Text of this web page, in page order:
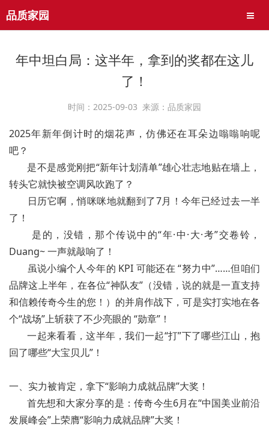
品质家园 导航
年中坦白局：这半年，拿到的奖都在这儿
了！
时间：2025-09-03 来源：品质家园
2025年新年倒计时的烟花声，仿佛还在耳朵边嗡嗡响呢
吧？
是不是感觉刚把“新年计划清单”雄心壮志地贴在墙上，
转头它就快被空调风吹跑了？
日历它啊，悄咪咪地就翻到了7月！今年已经过去一半
了！
是的，没错，那个传说中的“年·中·大·考”交卷铃，
Duang~ 一声就敲响了！
虽说小编个人今年的 KPI 可能还在 “努力中”……但咱们
品牌这上半年，在各位“神队友”（没错，说的就是一直支持
和信赖传奇今生的您！）的并肩作战下，可是实打实地在各
个“战场”上斩获了不少亮眼的 “勋章”！
一起来看看，这半年，我们一起“打”下了哪些江山，抱
回了哪些“大宝贝儿”！
一、实力被肯定，拿下“影响力成就品牌”大奖！
首先想和大家分享的是：传奇今生6月在“中国美业前沿
发展峰会”上荣膺“影响力成就品牌”大奖！